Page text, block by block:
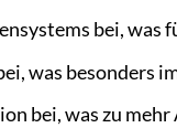
bei,
was besonders
bei, was zu